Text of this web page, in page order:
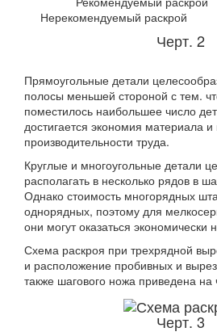
Нерекомендуемый раскрой
Черт. 2
Прямоугольные детали
полосы меньшей стороной с тем.
поместилось наибольшее число
достигается экономия материала
производительности труда.
Круглые и многоугольные детали
располагать в несколько рядов в
Однако стоимость многорядных
однорядных, поэтому для
они могут оказаться экономически
Схема раскроя при трехрядной
и расположение пробивных и
также шагового ножа приведена на
Черт. 3